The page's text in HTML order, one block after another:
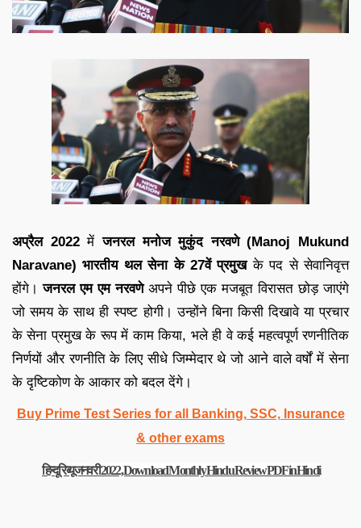
अप्रैल 2022मेंजनरल मनोज मुकुंद नरवणे (Manoj Mukund
Naravane) भारतीय थल सेना के 27वें प्रमुखके पद से सेवानिवृत्त
होंगे।जनरल एम एम नरवणे अपने पीछे एक मजबूत विरासत छोड़ जाएंगे
जो समय के साथ ही स्पष्ट होगी। उन्होंने बिना किसी दिखावे या प्रचार
के सेना प्रमुख के रूप में काम किया, भले ही वे कई महत्वपूर्ण रणनीतिक
निर्णयों और रणनीति के लिए सीधे जिम्मेदार थे जो आने वाले वर्षों में सेना
के दृष्टिकोण के आकार को बदल देंगे।
Buy Prime Test Series for all Banking, SSC, Insurance
& other exams
हिन्दू रिव्यू जनवरी 2022, Download Monthly Hindu Review PDF in Hindi